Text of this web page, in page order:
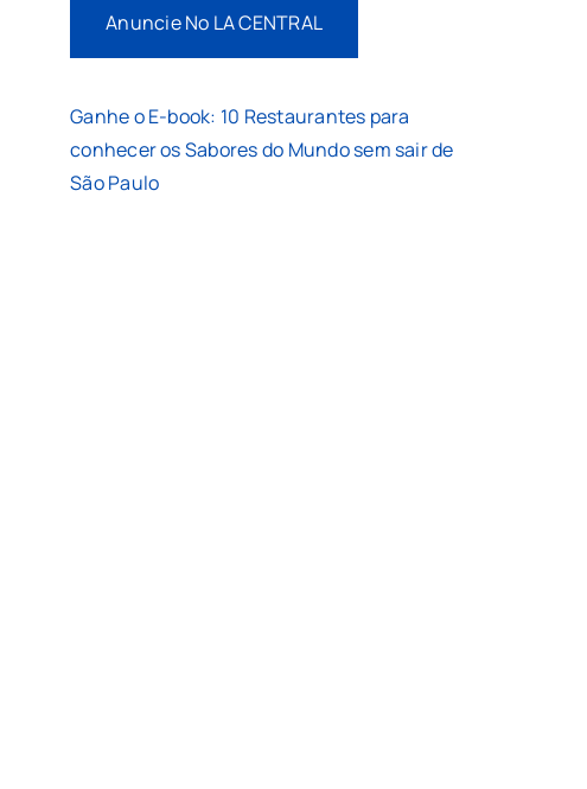
Anuncie No LA CENTRAL
Ganhe o E-book: 10 Restaurantes para
conhecer os Sabores do Mundo sem sair de
São Paulo